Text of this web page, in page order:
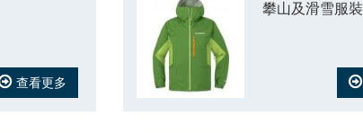
查看更多
攀山及滑雪服裝